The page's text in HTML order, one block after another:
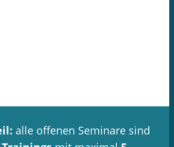
alle offenen Seminare sind